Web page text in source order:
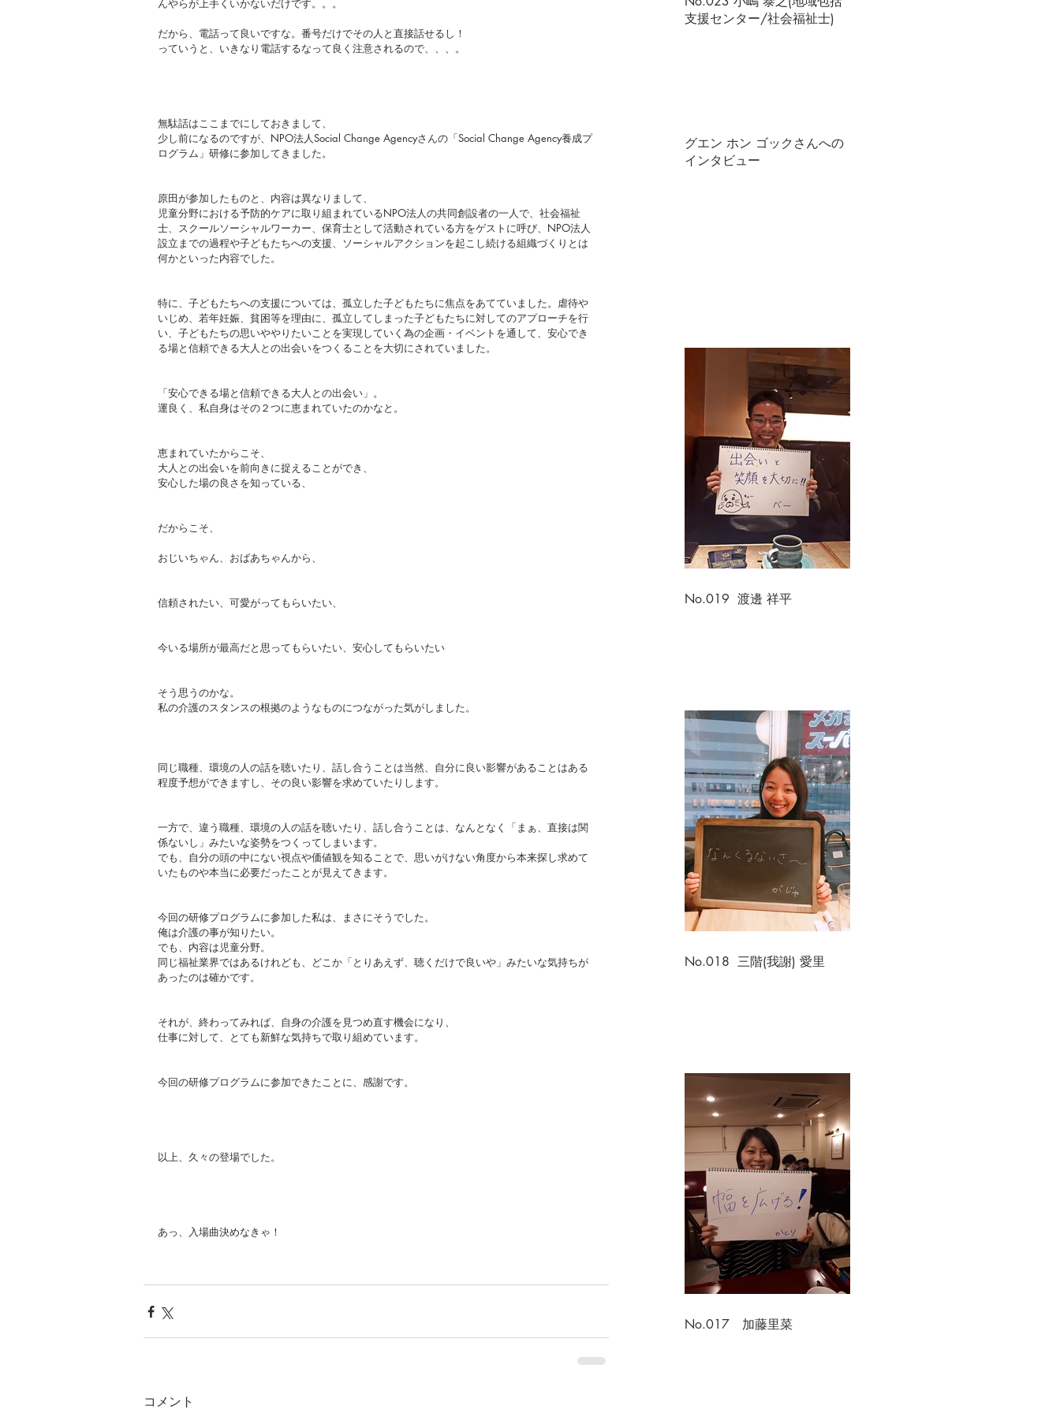
んやらが上手くいかないだけです。。。
だから、電話って良いですな。番号だけでその人と直接話せるし！
っていうと、いきなり電話するなって良く注意されるので、、、。
無駄話はここまでにしておきまして、
少し前になるのですが、NPO法人Social Change Agencyさんの「Social Change Agency養成プ
ログラム」研修に参加してきました。
原田が参加したものと、内容は異なりまして、
児童分野における予防的ケアに取り組まれているNPO法人の共同創設者の一人で、社会福祉
士、スクールソーシャルワーカー、保育士として活動されている方をゲストに呼び、NPO法人
設立までの過程や子どもたちへの支援、ソーシャルアクションを起こし続ける組織づくりとは
何かといった内容でした。
特に、子どもたちへの支援については、孤立した子どもたちに焦点をあてていました。虐待や
いじめ、若年妊娠、貧困等を理由に、孤立してしまった子どもたちに対してのアプローチを行
い、子どもたちの思いややりたいことを実現していく為の企画・イベントを通して、安心でき
る場と信頼できる大人との出会いをつくることを大切にされていました。
「安心できる場と信頼できる大人との出会い」。
運良く、私自身はその２つに恵まれていたのかなと。
恵まれていたからこそ、
大人との出会いを前向きに捉えることができ、
安心した場の良さを知っている、
だからこそ、
おじいちゃん、おばあちゃんから、
信頼されたい、可愛がってもらいたい、
今いる場所が最高だと思ってもらいたい、安心してもらいたい
そう思うのかな。
私の介護のスタンスの根拠のようなものにつながった気がしました。
同じ職種、環境の人の話を聴いたり、話し合うことは当然、自分に良い影響があることはある
程度予想ができますし、その良い影響を求めていたりします。
一方で、違う職種、環境の人の話を聴いたり、話し合うことは、なんとなく「まぁ、直接は関
係ないし」みたいな姿勢をつくってしまいます。
でも、自分の頭の中にない視点や価値観を知ることで、思いがけない角度から本来探し求めて
いたものや本当に必要だったことが見えてきます。
今回の研修プログラムに参加した私は、まさにそうでした。
俺は介護の事が知りたい。
でも、内容は児童分野。
同じ福祉業界ではあるけれども、どこか「とりあえず、聴くだけで良いや」みたいな気持ちが
あったのは確かです。
それが、終わってみれば、自身の介護を見つめ直す機会になり、
仕事に対して、とても新鮮な気持ちで取り組めています。
今回の研修プログラムに参加できたことに、感謝です。
以上、久々の登場でした。
あっ、入場曲決めなきゃ！
コメント
支援センター/社会福祉士)
グエン ホン ゴックさんへの
インタビュー
No.019 渡邊 祥平
No.018 三階(我謝) 愛里
No.017 加藤里菜